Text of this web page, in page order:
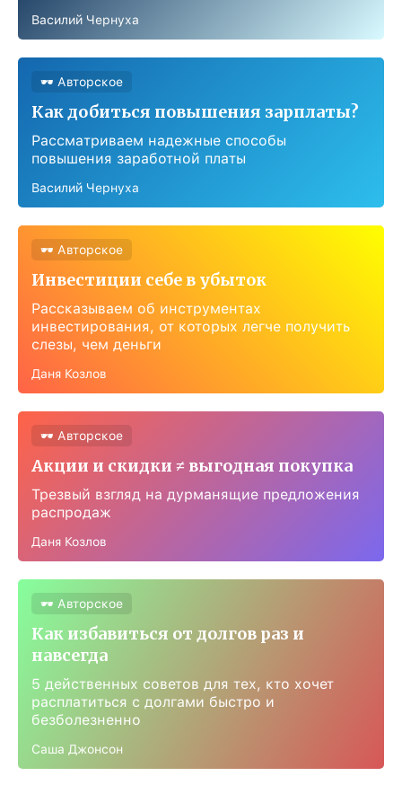
Василий Чернуха
🕶 Авторское
Как добиться повышения зарплаты?
Рассматриваем надежные способы
повышения заработной платы
Василий Чернуха
🕶 Авторское
Инвестиции себе в убыток
Рассказываем об инструментах
инвестирования, от которых легче получить
слезы, чем деньги
Даня Козлов
🕶 Авторское
Акции и скидки ≠ выгодная покупка
Трезвый взгляд на дурманящие предложения
распродаж
Даня Козлов
🕶 Авторское
Как избавиться от долгов раз и
навсегда
5 действенных советов для тех, кто хочет
расплатиться с долгами быстро и
безболезненно
Саша Джонсон